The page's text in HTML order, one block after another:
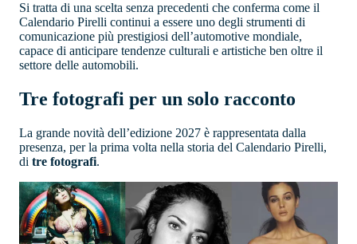
Si tratta di una scelta senza precedenti che conferma come il
Calendario Pirelli continui a essere uno degli strumenti di
comunicazione più prestigiosi dell’automotive mondiale,
capace di anticipare tendenze culturali e artistiche ben oltre il
settore delle automobili.
Tre fotografi per un solo racconto
La grande novità dell’edizione 2027 è rappresentata dalla
presenza, per la prima volta nella storia del Calendario Pirelli,
di tre fotografi.